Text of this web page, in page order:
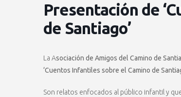
Presentación de
de Santiago’
La Asociación de Amigos del Camino de
‘Cuentos Infantiles sobre el Camino de
Son relatos enfocados al público infantil y